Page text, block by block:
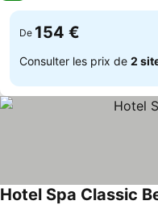
De 154 €
Consulter les prix de 2
Hotel Spa Classic